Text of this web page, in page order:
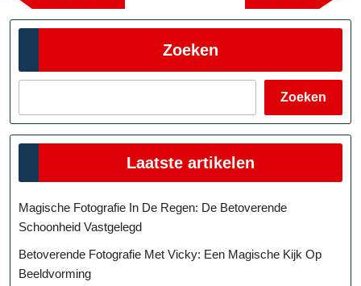
Post
Post
Zoeken
Zoeken
Laatste artikelen
Magische Fotografie In De Regen: De Betoverende
Schoonheid Vastgelegd
Betoverende Fotografie Met Vicky: Een Magische Kijk Op
Beeldvorming